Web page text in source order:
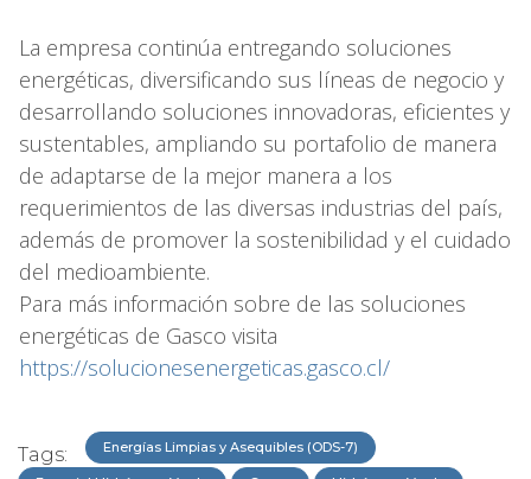
La empresa continúa entregando soluciones
energéticas, diversificando sus líneas de negocio y
desarrollando soluciones innovadoras, eficientes y
sustentables, ampliando su portafolio de manera
de adaptarse de la mejor manera a los
requerimientos de las diversas industrias del país,
además de promover la sostenibilidad y el cuidado
del medioambiente.
Para más información sobre de las soluciones
energéticas de Gasco visita
https://solucionesenergeticas.gasco.cl/
Tags: Energías Limpias y Asequibles (ODS-7)